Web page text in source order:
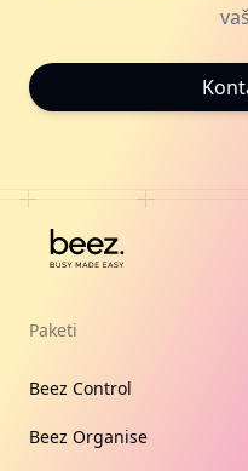
Paketi
Beez Control
Beez Organise